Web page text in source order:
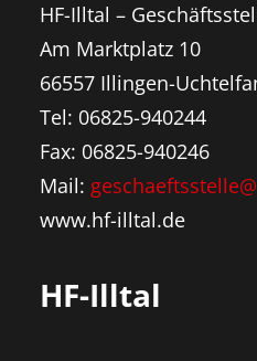
HF-Illtal –
Am Marktplatz 10
66557 Illingen-
Tel: 06825-940244
Fax: 06825-940246
Mail:
www.hf-illtal.de
HF-Illtal